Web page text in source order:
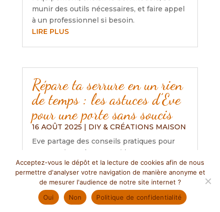
munir des outils nécessaires, et faire appel
à un professionnel si besoin.
LIRE PLUS
Répare ta serrure en un rien
de temps : les astuces d’Eve
pour une porte sans soucis
16 AOÛT 2025 | DIY & CRÉATIONS MAISON
Eve partage des conseils pratiques pour
entretenir et réparer rapidement une
serrure, soulignant l’importance de la
lubrification, l’ajustement des portes et le
nettoyage régulier. Elle encourage aussi à
consulter des ressources en ligne pour
Acceptez-vous le dépôt et la lecture de cookies afin de nous
permettre d'analyser votre navigation de manière anonyme et
de mesurer l'audience de notre site internet ?
Oui
Non Politique de confidentialité